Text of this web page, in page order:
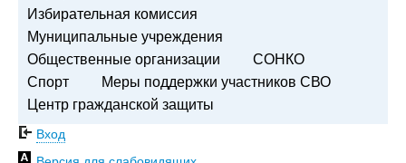
Избирательная комиссия
Муниципальные учреждения
Общественные организации
СОНКО
Спорт
Меры поддержки участников СВО
Центр гражданской защиты
Вход